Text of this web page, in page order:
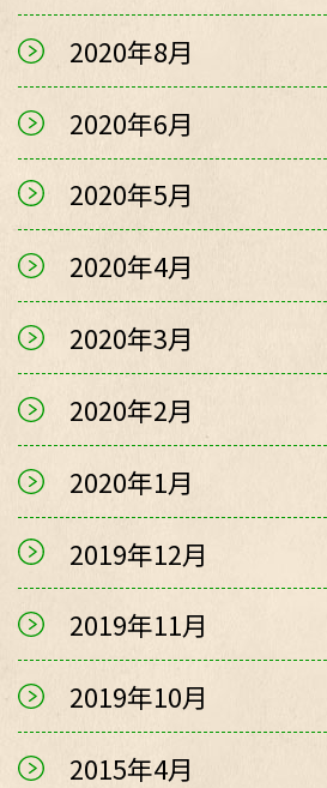
2020年8月
2020年6月
2020年5月
2020年4月
2020年3月
2020年2月
2020年1月
2019年12月
2019年11月
2019年10月
2015年4月